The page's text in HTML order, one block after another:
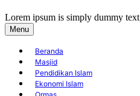
Lorem ipsum is simply dummy text
Menu
Beranda
Masjid
Pendidikan Islam
Ekonomi Islam